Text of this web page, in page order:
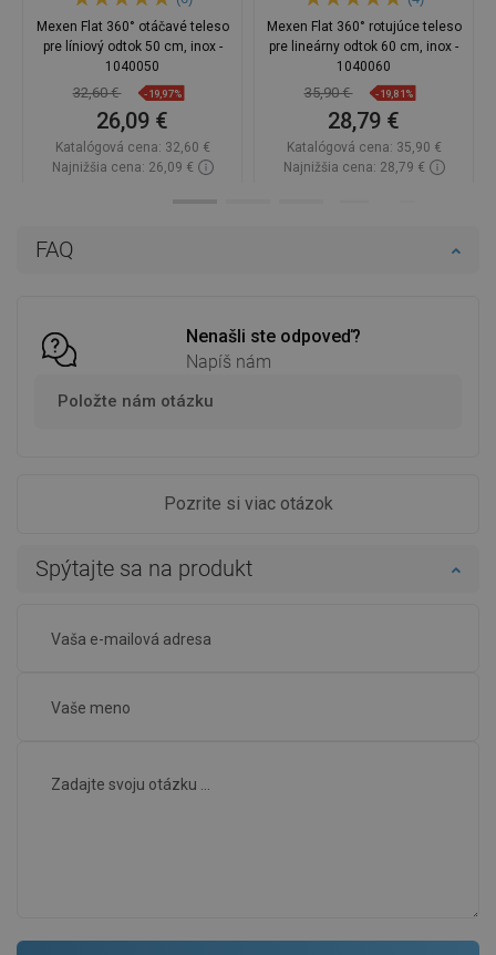
FAQ
Nenašli ste odpoveď?
Napíš nám
Položte nám otázku
Pozrite si viac otázok
Spýtajte sa na produkt
Mexen Flat 360° otáčavé teleso
pre líniový odtok 50 cm, inox -
1040050
32,60 € -19,97%
26,09 €
Katalógová cena: 32,60 €
Najnižšia cena: 26,09 €
Mexen Flat 360° rotujúce teleso
pre lineárny odtok 60 cm, inox -
1040060
35,90 € -19,81%
28,79 €
Katalógová cena: 35,90 €
Najnižšia cena: 28,79 €